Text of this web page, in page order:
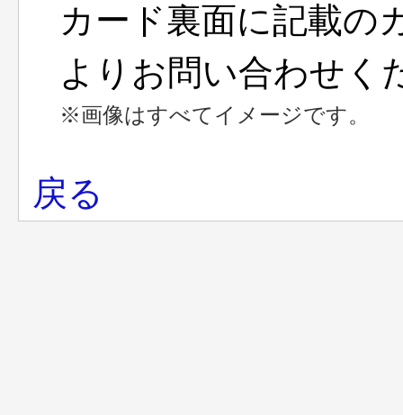
カード裏面に記載の
よりお問い合わせく
※画像はすべてイメージです。
戻る